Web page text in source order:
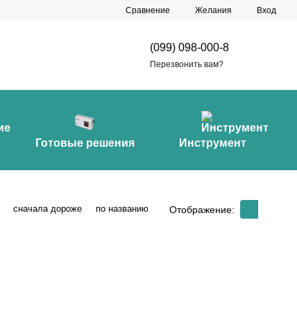
Сравнение Желания Вход
(099) 098-000-8
Перезвонить вам?
Готовые решения Инструмент
сначала дороже по названию Отображение: